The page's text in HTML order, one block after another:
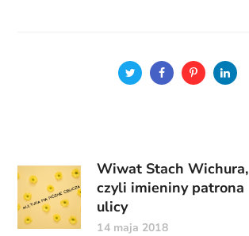
Wiwat Stach Wichura,
czyli imieniny patrona
ulicy
14 maja 2018